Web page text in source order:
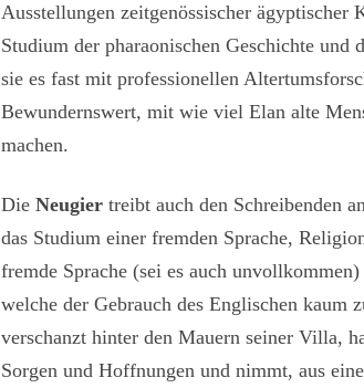
Ausstellungen zeitgenössischer ägyptischer
Studium der pharaonischen Geschichte und
sie es fast mit professionellen
Bewundernswert, mit wie viel Elan alte
machen.
Die Neugier treibt auch den Schreibenden
das Studium einer fremden Sprache,
fremde Sprache (sei es auch
welche der Gebrauch des Englischen kaum
verschanzt hinter den Mauern seiner Villa,
Sorgen und Hoffnungen und nimmt, aus